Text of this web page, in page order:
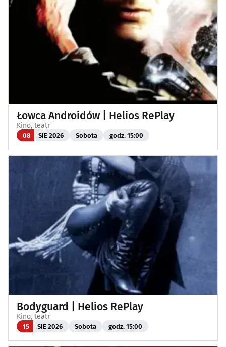
Łowca Androidów | Helios RePlay
Kino, teatr
08 SIE 2026 Sobota godz. 15:00
Bodyguard | Helios RePlay
Kino, teatr
15 SIE 2026 Sobota godz. 15:00